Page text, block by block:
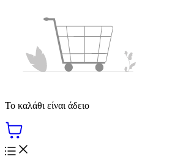
Το καλάθι είναι άδειο